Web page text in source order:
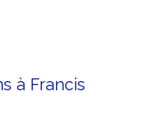
à Francis